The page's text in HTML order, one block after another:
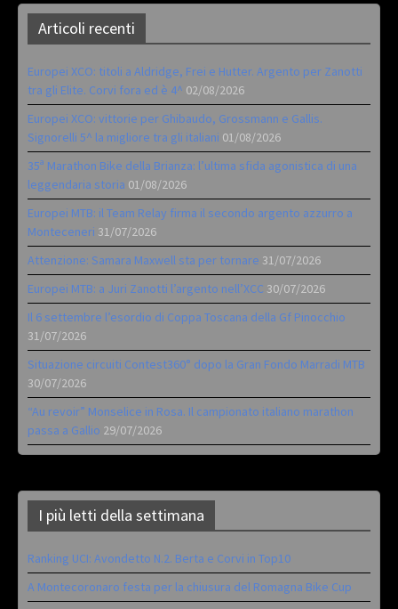
Articoli recenti
Europei XCO: titoli a Aldridge, Frei e Hutter. Argento per Zanotti
tra gli Elite. Corvi fora ed è 4^ 02/08/2026
Europei XCO: vittorie per Ghibaudo, Grossmann e Gallis.
Signorelli 5^ la migliore tra gli italiani 01/08/2026
35ª Marathon Bike della Brianza: l’ultima sfida agonistica di una
leggendaria storia 01/08/2026
Europei MTB: il Team Relay firma il secondo argento azzurro a
Monteceneri 31/07/2026
Attenzione: Samara Maxwell sta per tornare 31/07/2026
Europei MTB: a Juri Zanotti l’argento nell’XCC 30/07/2026
Il 6 settembre l’esordio di Coppa Toscana della Gf Pinocchio
31/07/2026
Situazione circuiti Contest360° dopo la Gran Fondo Marradi MTB
30/07/2026
“Au revoir” Monselice in Rosa. Il campionato italiano marathon
passa a Gallio 29/07/2026
I più letti della settimana
Ranking UCI: Avondetto N.2. Berta e Corvi in Top10
A Montecoronaro festa per la chiusura del Romagna Bike Cup